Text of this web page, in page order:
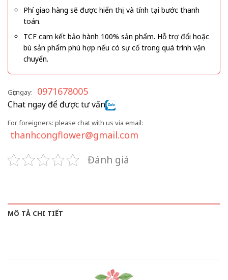
Phí giao hàng sẽ được hiển thị và tính tại bước thanh
toán.
TCF cam kết bảo hành 100% sản phẩm. Hỗ trợ đổi hoặc
bù sản phẩm phù hợp nếu có sự cố trong quá trình vận
chuyển.
Gọi ngay: 0971678005
Chat ngay để được tư vấn
For foreigners: please chat with us via email:
thanhcongflower@gmail.com
Đánh giá
MÔ TẢ CHI TIẾT